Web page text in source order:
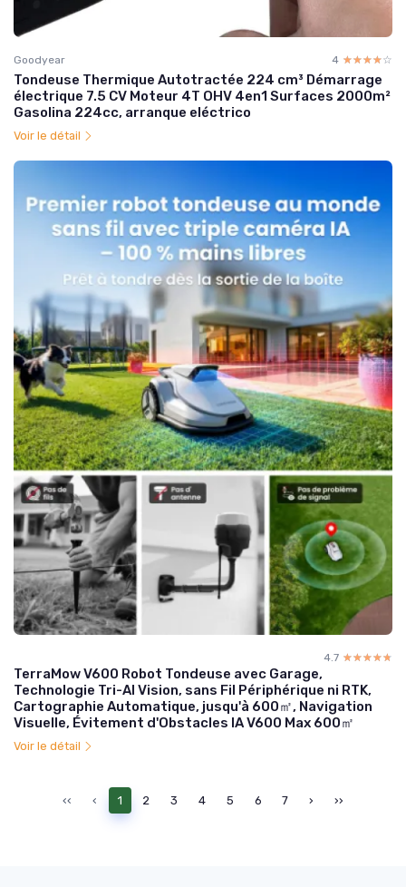
Goodyear 4 ☆☆☆☆☆
★★★★★
Tondeuse Thermique Autotractée 224 cm³ Démarrage
électrique 7.5 CV Moteur 4T OHV 4en1 Surfaces 2000m²
Gasolina 224cc, arranque eléctrico
Voir le détail
4.7 ☆☆☆☆☆
★★★★★
TerraMow V600 Robot Tondeuse avec Garage,
Technologie Tri-AI Vision, sans Fil Périphérique ni RTK,
Cartographie Automatique, jusqu'à 600㎡, Navigation
Visuelle, Évitement d'Obstacles IA V600 Max 600㎡
Voir le détail
‹‹ ‹ 1 2 3 4 5 6 7 › ››